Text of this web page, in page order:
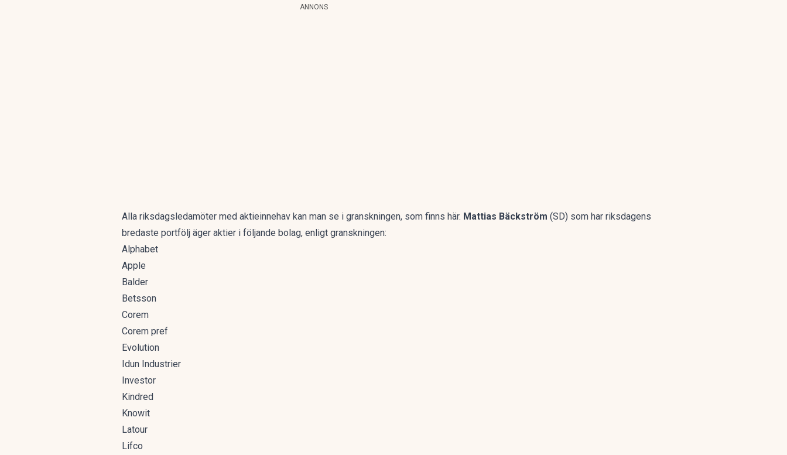
ANNONS
Alla riksdagsledamöter med aktieinnehav kan man se i granskningen, som finns här. Mattias Bäckström (SD) som har riksdagens
bredaste portfölj äger aktier i följande bolag, enligt granskningen:
Alphabet
Apple
Balder
Betsson
Corem
Corem pref
Evolution
Idun Industrier
Investor
Kindred
Knowit
Latour
Lifco